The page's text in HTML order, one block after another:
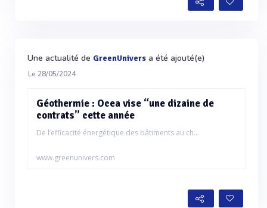
Une actualité de GreenUnivers a été ajouté(e)
Le 28/05/2024
Géothermie : Ocea vise “une dizaine de
contrats” cette année
De l’efficacité énergétique des bâtiments au ch...
www.greenunivers.com